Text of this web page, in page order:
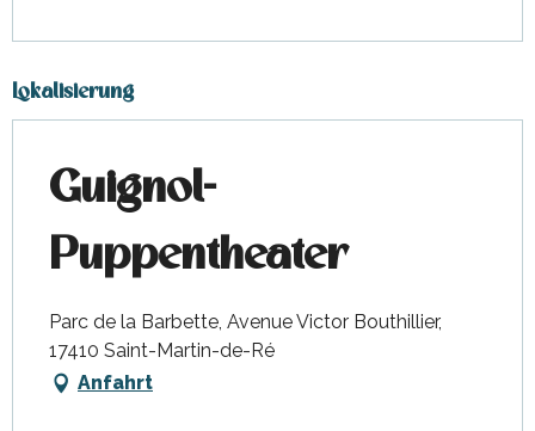
Lokalisierung
Guignol-
Puppentheater
Parc de la Barbette, Avenue Victor Bouthillier,
17410 Saint-Martin-de-Ré
Anfahrt